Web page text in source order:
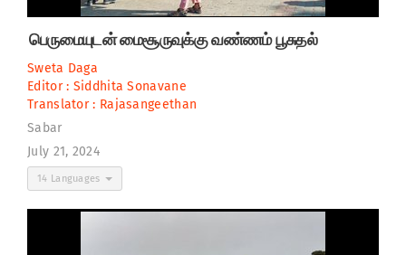
பெருமையுடன் மைசூருவுக்கு வண்ணம் பூசுதல்
Sweta Daga
Editor : Siddhita Sonavane
Translator : Rajasangeethan
Sabar
July 21, 2024
14 Languages